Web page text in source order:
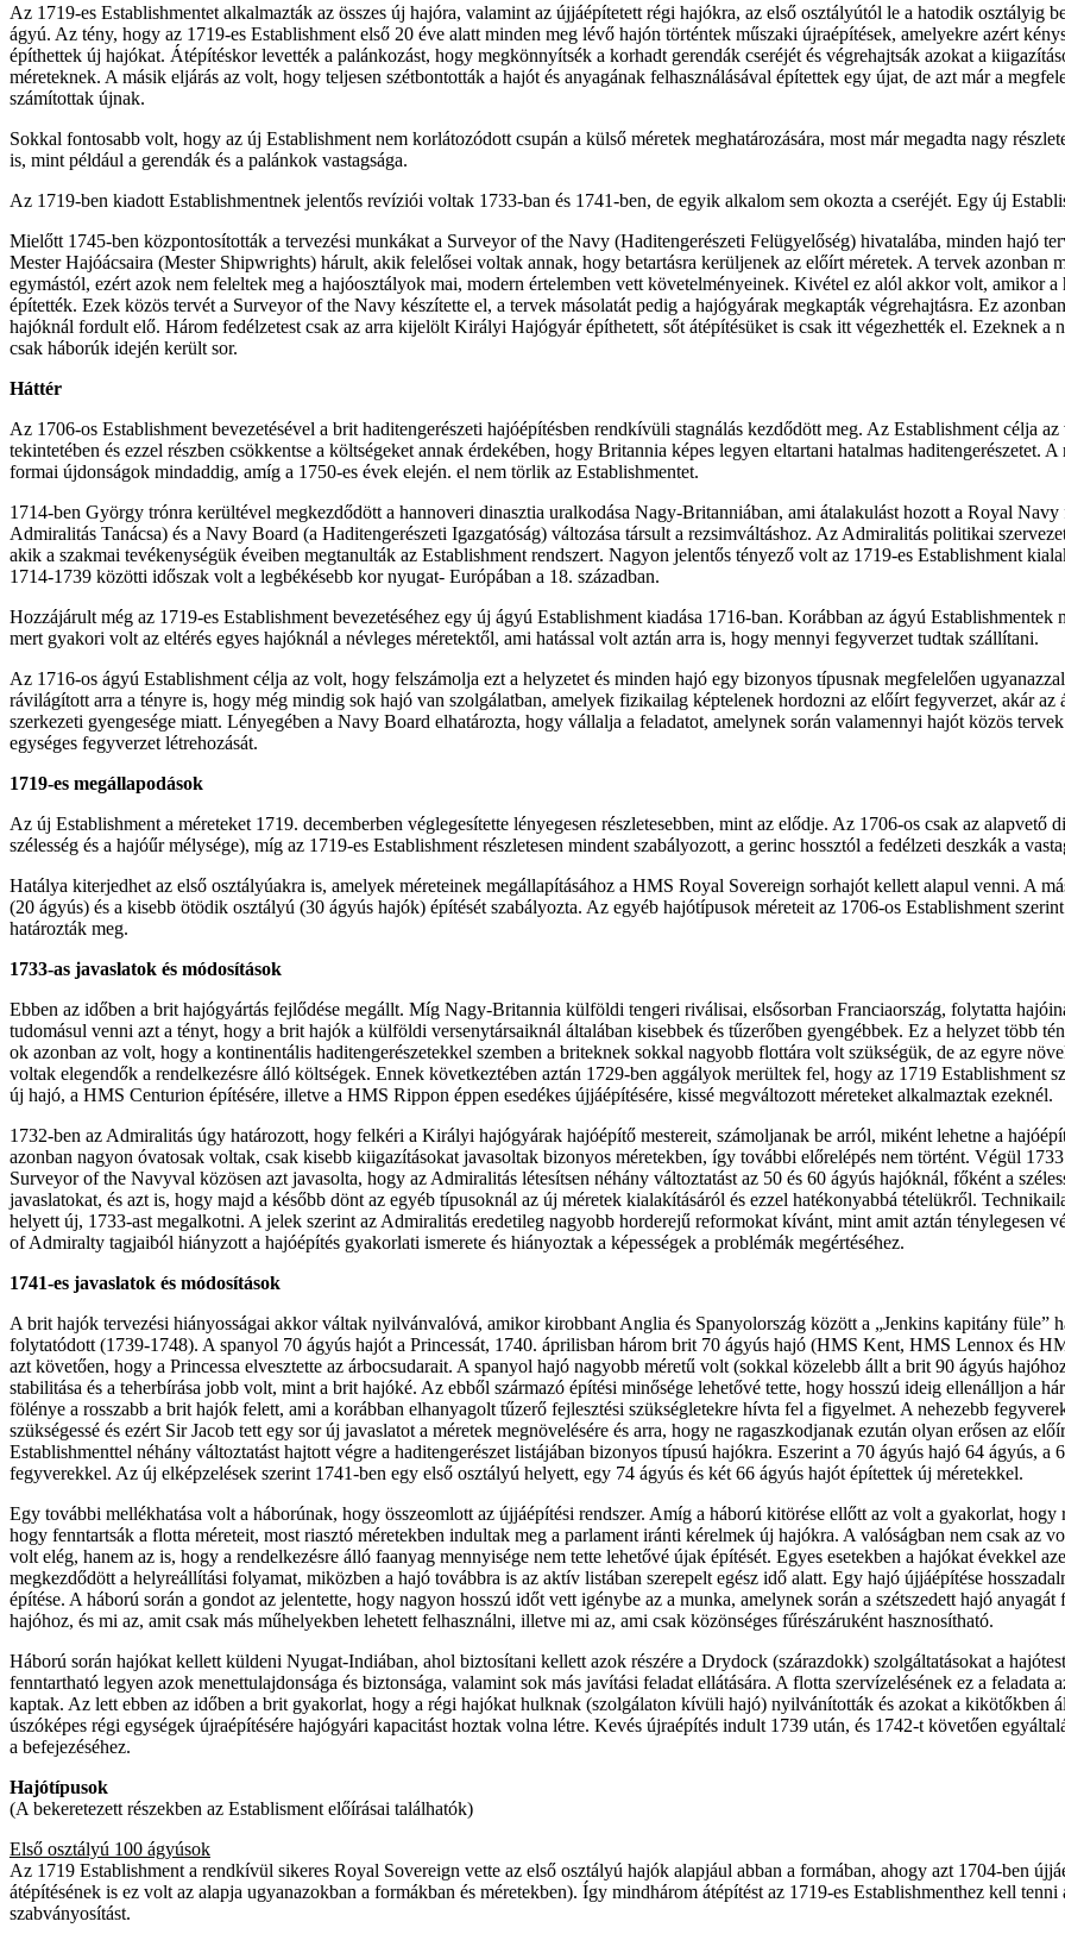
Az 1719-es Establishmentet alkalmazták az összes új hajóra, valamint az újjáépítetett régi hajókra, az első osztályútól le a hatodik osztályig
ágyú. Az tény, hogy az 1719-es Establishment első 20 éve alatt minden meg lévő hajón történtek műszaki újraépítések, amelyekre azért
építhettek új hajókat. Átépítéskor levették a palánkozást, hogy megkönnyítsék a korhadt gerendák cseréjét és végrehajtsák azokat a
méreteknek. A másik eljárás az volt, hogy teljesen szétbontották a hajót és anyagának felhasználásával építettek egy újat, de azt már a
számítottak újnak.
Sokkal fontosabb volt, hogy az új Establishment nem korlátozódott csupán a külső méretek meghatározására, most már megadta nagy
is, mint például a gerendák és a palánkok vastagsága.
Az 1719-ben kiadott Establishmentnek jelentős revíziói voltak 1733-ban és 1741-ben, de egyik alkalom sem okozta a cseréjét. Egy új
Mielőtt 1745-ben központosították a tervezési munkákat a Surveyor of the Navy (Haditengerészeti Felügyelőség) hivatalába, minden hajó
Mester Hajóácsaira (Mester Shipwrights) hárult, akik felelősei voltak annak, hogy betartásra kerüljenek az előírt méretek. A tervek azonban
egymástól, ezért azok nem feleltek meg a hajóosztályok mai, modern értelemben vett követelményeinek. Kivétel ez alól akkor volt, amikor
építették. Ezek közös tervét a Surveyor of the Navy készítette el, a tervek másolatát pedig a hajógyárak megkapták végrehajtásra. Ez
hajóknál fordult elő. Három fedélzetest csak az arra kijelölt Királyi Hajógyár építhetett, sőt átépítésüket is csak itt végezhették el. Ezeknek a
csak háborúk idején került sor.
Háttér
Az 1706-os Establishment bevezetésével a brit haditengerészeti hajóépítésben rendkívüli stagnálás kezdődött meg. Az Establishment célja
tekintetében és ezzel részben csökkentse a költségeket annak érdekében, hogy Britannia képes legyen eltartani hatalmas haditengerészetet.
formai újdonságok mindaddig, amíg a 1750-es évek elején. el nem törlik az Establishmentet.
1714-ben György trónra kerültével megkezdődött a hannoveri dinasztia uralkodása Nagy-Britanniában, ami átalakulást hozott a Royal
Admiralitás Tanácsa) és a Navy Board (a Haditengerészeti Igazgatóság) változása társult a rezsimváltáshoz. Az Admiralitás politikai
akik a szakmai tevékenységük éveiben megtanulták az Establishment rendszert. Nagyon jelentős tényező volt az 1719-es Establishment
1714-1739 közötti időszak volt a legbékésebb kor nyugat- Európában a 18. században.
Hozzájárult még az 1719-es Establishment bevezetéséhez egy új ágyú Establishment kiadása 1716-ban. Korábban az ágyú
mert gyakori volt az eltérés egyes hajóknál a névleges méretektől, ami hatással volt aztán arra is, hogy mennyi fegyverzet tudtak szállítani.
Az 1716-os ágyú Establishment célja az volt, hogy felszámolja ezt a helyzetet és minden hajó egy bizonyos típusnak megfelelően
rávilágított arra a tényre is, hogy még mindig sok hajó van szolgálatban, amelyek fizikailag képtelenek hordozni az előírt fegyverzet, akár az
szerkezeti gyengesége miatt. Lényegében a Navy Board elhatározta, hogy vállalja a feladatot, amelynek során valamennyi hajót közös
egységes fegyverzet létrehozását.
1719-es megállapodások
Az új Establishment a méreteket 1719. decemberben véglegesítette lényegesen részletesebben, mint az elődje. Az 1706-os csak az alapvető
szélesség és a hajóűr mélysége), míg az 1719-es Establishment részletesen mindent szabályozott, a gerinc hossztól a fedélzeti deszkák a
Hatálya kiterjedhet az első osztályúakra is, amelyek méreteinek megállapításához a HMS Royal Sovereign sorhajót kellett alapul venni. A
(20 ágyús) és a kisebb ötödik osztályú (30 ágyús hajók) építését szabályozta. Az egyéb hajótípusok méreteit az 1706-os Establishment
határozták meg.
1733-as javaslatok és módosítások
Ebben az időben a brit hajógyártás fejlődése megállt. Míg Nagy-Britannia külföldi tengeri riválisai, elsősorban Franciaország, folytatta
tudomásul venni azt a tényt, hogy a brit hajók a külföldi versenytársaiknál általában kisebbek és tűzerőben gyengébbek. Ez a helyzet több
ok azonban az volt, hogy a kontinentális haditengerészetekkel szemben a briteknek sokkal nagyobb flottára volt szükségük, de az egyre
voltak elegendők a rendelkezésre álló költségek. Ennek következtében aztán 1729-ben aggályok merültek fel, hogy az 1719 Establishment
új hajó, a HMS Centurion építésére, illetve a HMS Rippon éppen esedékes újjáépítésére, kissé megváltozott méreteket alkalmaztak ezeknél.
1732-ben az Admiralitás úgy határozott, hogy felkéri a Királyi hajógyárak hajóépítő mestereit, számoljanak be arról, miként lehetne a
azonban nagyon óvatosak voltak, csak kisebb kiigazításokat javasoltak bizonyos méretekben, így további előrelépés nem történt. Végül
Surveyor of the Navyval közösen azt javasolta, hogy az Admiralitás létesítsen néhány változtatást az 50 és 60 ágyús hajóknál, főként a
javaslatokat, és azt is, hogy majd a később dönt az egyéb típusoknál az új méretek kialakításáról és ezzel hatékonyabbá tételükről.
helyett új, 1733-ast megalkotni. A jelek szerint az Admiralitás eredetileg nagyobb horderejű reformokat kívánt, mint amit aztán ténylegesen
of Admiralty tagjaiból hiányzott a hajóépítés gyakorlati ismerete és hiányoztak a képességek a problémák megértéséhez.
1741-es javaslatok és módosítások
A brit hajók tervezési hiányosságai akkor váltak nyilvánvalóvá, amikor kirobbant Anglia és Spanyolország között a „Jenkins kapitány füle”
folytatódott (1739-1748). A spanyol 70 ágyús hajót a Princessát, 1740. áprilisban három brit 70 ágyús hajó (HMS Kent, HMS Lennox és
azt követően, hogy a Princessa elvesztette az árbocsudarait. A spanyol hajó nagyobb méretű volt (sokkal közelebb állt a brit 90 ágyús
stabilitása és a teherbírása jobb volt, mint a brit hajóké. Az ebből származó építési minősége lehetővé tette, hogy hosszú ideig ellenálljon a
fölénye a rosszabb a brit hajók felett, ami a korábban elhanyagolt tűzerő fejlesztési szükségletekre hívta fel a figyelmet. A nehezebb
szükségessé és ezért Sir Jacob tett egy sor új javaslatot a méretek megnövelésére és arra, hogy ne ragaszkodjanak ezután olyan erősen az
Establishmenttel néhány változtatást hajtott végre a haditengerészet listájában bizonyos típusú hajókra. Eszerint a 70 ágyús hajó 64 ágyús, a
fegyverekkel. Az új elképzelések szerint 1741-ben egy első osztályú helyett, egy 74 ágyús és két 66 ágyús hajót építettek új méretekkel.
Egy további mellékhatása volt a háborúnak, hogy összeomlott az újjáépítési rendszer. Amíg a háború kitörése ellőtt az volt a gyakorlat, hogy
hogy fenntartsák a flotta méreteit, most riasztó méretekben indultak meg a parlament iránti kérelmek új hajókra. A valóságban nem csak az
volt elég, hanem az is, hogy a rendelkezésre álló faanyag mennyisége nem tette lehetővé újak építését. Egyes esetekben a hajókat évekkel
megkezdődött a helyreállítási folyamat, miközben a hajó továbbra is az aktív listában szerepelt egész idő alatt. Egy hajó újjáépítése
építése. A háború során a gondot az jelentette, hogy nagyon hosszú időt vett igénybe az a munka, amelynek során a szétszedett hajó
hajóhoz, és mi az, amit csak más műhelyekben lehetett felhasználni, illetve mi az, ami csak közönséges fűrészáruként hasznosítható.
Háború során hajókat kellett küldeni Nyugat-Indiában, ahol biztosítani kellett azok részére a Drydock (szárazdokk) szolgáltatásokat a
fenntartható legyen azok menettulajdonsága és biztonsága, valamint sok más javítási feladat ellátására. A flotta szervízelésének ez a feladata
kaptak. Az lett ebben az időben a brit gyakorlat, hogy a régi hajókat hulknak (szolgálaton kívüli hajó) nyilvánították és azokat a kikötőkben
úszóképes régi egységek újraépítésére hajógyári kapacitást hoztak volna létre. Kevés újraépítés indult 1739 után, és 1742-t követően
a befejezéséhez.
Hajótípusok
(A bekeretezett részekben az Establisment előírásai találhatók)
Első osztályú 100 ágyúsok
Az 1719 Establishment a rendkívül sikeres Royal Sovereign vette az első osztályú hajók alapjául abban a formában, ahogy azt 1704-ben
átépítésének is ez volt az alapja ugyanazokban a formákban és méretekben). Így mindhárom átépítést az 1719-es Establishmenthez kell
szabványosítást.